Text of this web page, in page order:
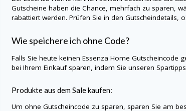
Gutscheine haben die Chance, mehrfach zu sparen,
rabattiert werden. Prüfen Sie in den
Wie speichere ich ohne Code?
Falls Sie heute keinen Essenza Home
bei Ihrem Einkauf sparen, indem Sie unseren
Produkte aus dem Sale kaufen:
Um ohne Gutscheincode zu sparen, sparen Sie am